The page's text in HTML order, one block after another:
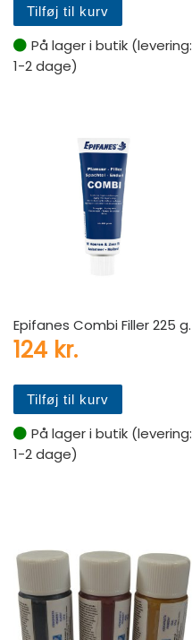
Tilføj til kurv
På lager i butik (levering:
1-2 dage)
Epifanes Combi Filler 225 g.
124 kr.
Tilføj til kurv
På lager i butik (levering:
1-2 dage)